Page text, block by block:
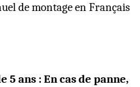
de montage en Français
ans : En cas de panne,